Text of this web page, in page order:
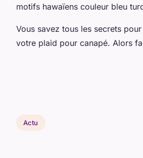
motifs hawaïens couleur bleu
Vous savez tous les secrets
votre plaid pour canapé. Alors
Actu